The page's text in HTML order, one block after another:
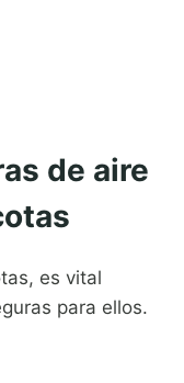
de aire
es vital
para ellos.